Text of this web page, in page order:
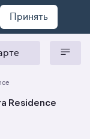
Принять
Residence